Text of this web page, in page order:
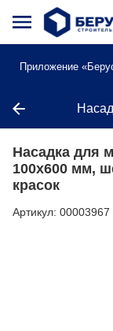
Приложение
Насадка для
100х600 мм,
красок
Артикул: 00003967